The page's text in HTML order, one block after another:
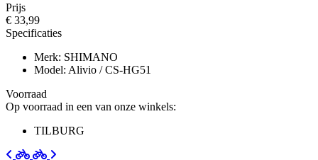
Prijs
€ 33,99
Specificaties
Merk: SHIMANO
Model: Alivio / CS-HG51
Voorraad
Op voorraad in een van onze winkels:
TILBURG